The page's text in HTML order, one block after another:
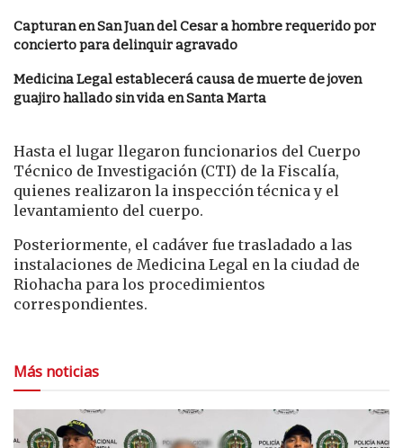
Capturan en San Juan del Cesar a hombre requerido por
concierto para delinquir agravado
Medicina Legal establecerá causa de muerte de joven
guajiro hallado sin vida en Santa Marta
Hasta el lugar llegaron funcionarios del Cuerpo
Técnico de Investigación (CTI) de la Fiscalía,
quienes realizaron la inspección técnica y el
levantamiento del cuerpo.
Posteriormente, el cadáver fue trasladado a las
instalaciones de Medicina Legal en la ciudad de
Riohacha para los procedimientos
correspondientes.
Más noticias